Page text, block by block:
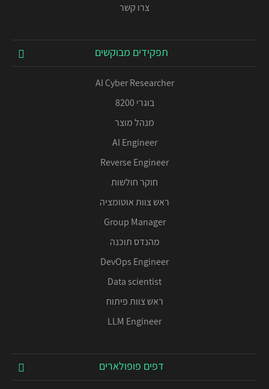
צרו קשר
תפקידים מבוקשים
AI Cyber Researcher
בוגרי 8200
מנהל מוצר
AI Engineer
Reverse Engineer
חוקר חולשות
ראש צוות אוטומציה
Group Manager
מהנדס תוכנה
DevOps Engineer
Data scientist
ראש צוות פיתוח
LLM Engineer
דפים פופולארים